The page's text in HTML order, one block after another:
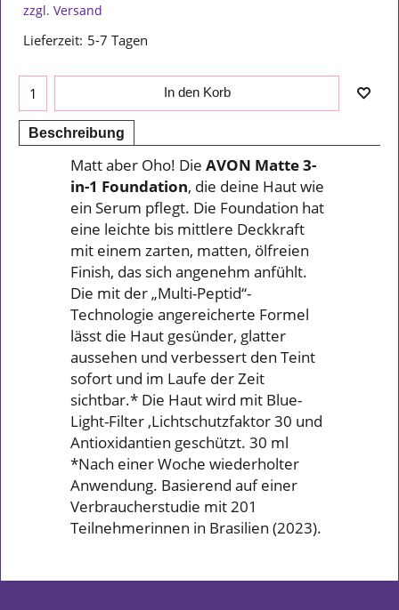
zzgl. Versand
Lieferzeit: 5-7 Tagen
In den Korb
Beschreibung
Matt aber Oho! Die AVON Matte 3-
in-1 Foundation, die deine Haut wie
ein Serum pflegt. Die Foundation hat
eine leichte bis mittlere Deckkraft
mit einem zarten, matten, ölfreien
Finish, das sich angenehm anfühlt.
Die mit der „Multi-Peptid“-
Technologie angereicherte Formel
lässt die Haut gesünder, glatter
aussehen und verbessert den Teint
sofort und im Laufe der Zeit
sichtbar.* Die Haut wird mit Blue-
Light-Filter ,Lichtschutzfaktor 30 und
Antioxidantien geschützt. 30 ml
*Nach einer Woche wiederholter
Anwendung. Basierend auf einer
Verbraucherstudie mit 201
Teilnehmerinnen in Brasilien (2023).